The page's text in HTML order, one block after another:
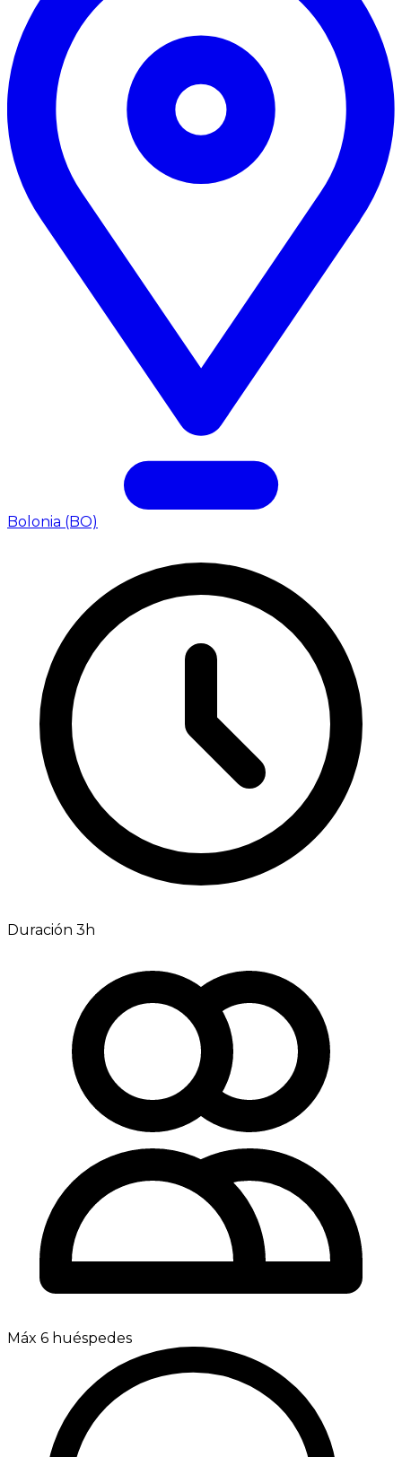
Bolonia (BO)
Duración 3h
Máx 6 huéspedes